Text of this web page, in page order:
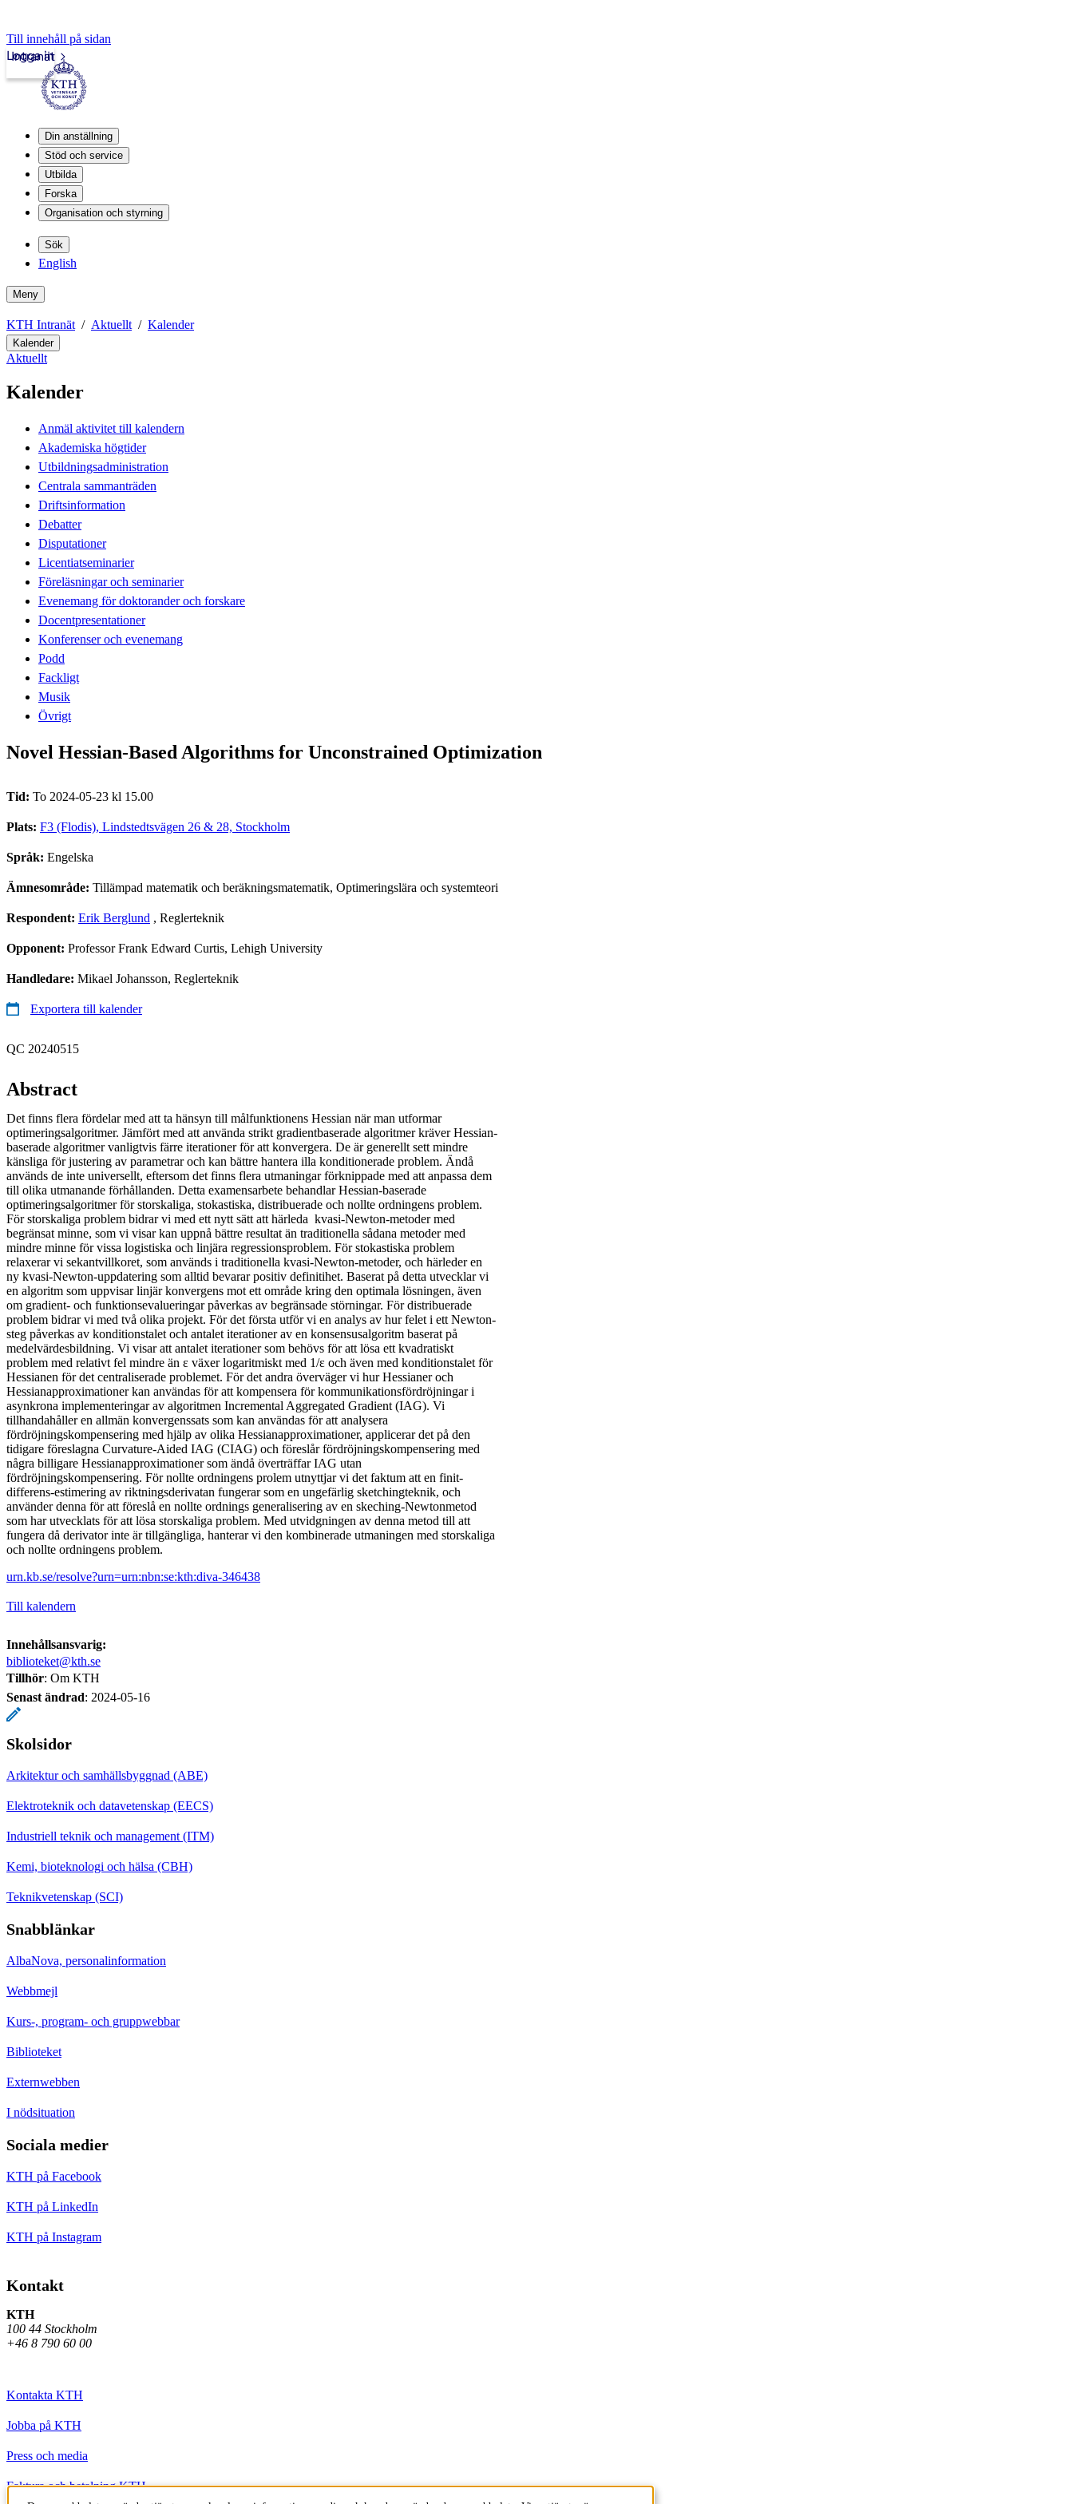
Till innehåll på sidan
Intranät
Logga in
Din anställning
Stöd och service
Utbilda
Forska
Organisation och styrning
Sök
English
Meny
KTH Intranät Aktuellt Kalender
Kalender
Aktuellt
Kalender
Anmäl aktivitet till kalendern
Akademiska högtider
Utbildningsadministration
Centrala sammanträden
Driftsinformation
Debatter
Disputationer
Licentiatseminarier
Föreläsningar och seminarier
Evenemang för doktorander och forskare
Docentpresentationer
Konferenser och evenemang
Podd
Fackligt
Musik
Övrigt
Novel Hessian-Based Algorithms for Unconstrained Optimization
Tid: To 2024-05-23 kl 15.00
Plats: F3 (Flodis), Lindstedtsvägen 26 & 28, Stockholm
Språk: Engelska
Ämnesområde: Tillämpad matematik och beräkningsmatematik, Optimeringslära och systemteori
Respondent: Erik Berglund , Reglerteknik
Opponent: Professor Frank Edward Curtis, Lehigh University
Handledare: Mikael Johansson, Reglerteknik
Exportera till kalender
QC 20240515
Abstract
Det finns flera fördelar med att ta hänsyn till målfunktionens Hessian när man utformar
optimeringsalgoritmer. Jämfört med att använda strikt gradientbaserade algoritmer kräver Hessian-
baserade algoritmer vanligtvis färre iterationer för att konvergera. De är generellt sett mindre
känsliga för justering av parametrar och kan bättre hantera illa konditionerade problem. Ändå
används de inte universellt, eftersom det finns flera utmaningar förknippade med att anpassa dem
till olika utmanande förhållanden. Detta examensarbete behandlar Hessian-baserade
optimeringsalgoritmer för storskaliga, stokastiska, distribuerade och nollte ordningens problem.
För storskaliga problem bidrar vi med ett nytt sätt att härleda kvasi-Newton-metoder med
begränsat minne, som vi visar kan uppnå bättre resultat än traditionella sådana metoder med
mindre minne för vissa logistiska och linjära regressionsproblem. För stokastiska problem
relaxerar vi sekantvillkoret, som används i traditionella kvasi-Newton-metoder, och härleder en
ny kvasi-Newton-uppdatering som alltid bevarar positiv definitihet. Baserat på detta utvecklar vi
en algoritm som uppvisar linjär konvergens mot ett område kring den optimala lösningen, även
om gradient- och funktionsevalueringar påverkas av begränsade störningar. För distribuerade
problem bidrar vi med två olika projekt. För det första utför vi en analys av hur felet i ett Newton-
steg påverkas av konditionstalet och antalet iterationer av en konsensusalgoritm baserat på
medelvärdesbildning. Vi visar att antalet iterationer som behövs för att lösa ett kvadratiskt
problem med relativt fel mindre än ε växer logaritmiskt med 1/ε och även med konditionstalet för
Hessianen för det centraliserade problemet. För det andra överväger vi hur Hessianer och
Hessianapproximationer kan användas för att kompensera för kommunikationsfördröjningar i
asynkrona implementeringar av algoritmen Incremental Aggregated Gradient (IAG). Vi
tillhandahåller en allmän konvergenssats som kan användas för att analysera
fördröjningskompensering med hjälp av olika Hessianapproximationer, applicerar det på den
tidigare föreslagna Curvature-Aided IAG (CIAG) och föreslår fördröjningskompensering med
några billigare Hessianapproximationer som ändå överträffar IAG utan
fördröjningskompensering. För nollte ordningens prolem utnyttjar vi det faktum att en finit-
differens-estimering av riktningsderivatan fungerar som en ungefärlig sketchingteknik, och
använder denna för att föreslå en nollte ordnings generalisering av en skeching-Newtonmetod
som har utvecklats för att lösa storskaliga problem. Med utvidgningen av denna metod till att
fungera då derivator inte är tillgängliga, hanterar vi den kombinerade utmaningen med storskaliga
och nollte ordningens problem.
urn.kb.se/resolve?urn=urn:nbn:se:kth:diva-346438
Till kalendern
Innehållsansvarig:
biblioteket@kth.se
Tillhör: Om KTH
Senast ändrad: 2024-05-16
Skolsidor
Arkitektur och samhällsbyggnad (ABE)
Elektroteknik och datavetenskap (EECS)
Industriell teknik och management (ITM)
Kemi, bioteknologi och hälsa (CBH)
Teknikvetenskap (SCI)
Snabblänkar
AlbaNova, personalinformation
Webbmejl
Kurs-, program- och gruppwebbar
Biblioteket
Externwebben
I nödsituation
Sociala medier
KTH på Facebook
KTH på LinkedIn
KTH på Instagram
Kontakt
KTH
100 44 Stockholm
+46 8 790 60 00
Kontakta KTH
Jobba på KTH
Press och media
Faktura och betalning KTH